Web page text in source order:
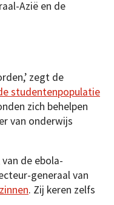
Azië en de
zegt de
studentenpopulatie
zich behelpen
van onderwijs
de ebola-
generaal van
. Zij keren zelfs